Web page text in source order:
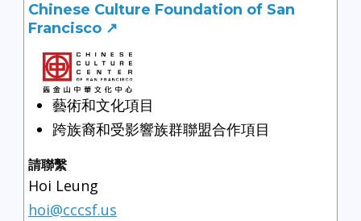
Chinese Culture Foundation of San
Francisco ↗
藝術和文化項目
跨族裔和受影響族群聯盟合作項目
請聯繫
Hoi Leung
hoi@cccsf.us